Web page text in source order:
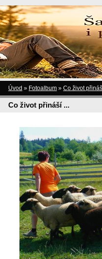
Úvod » Fotoalbum » Co život
Co život přináší ...